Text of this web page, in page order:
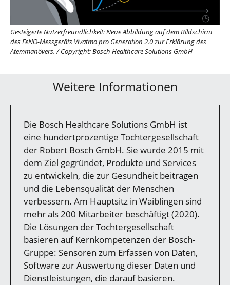
Gesteigerte Nutzerfreundlichkeit: Neue Abbildung auf dem Bildschirm
des FeNO-Messgeräts Vivatmo pro Generation 2.0 zur Erklärung des
Atemmanövers./Copyright: Bosch Healthcare Solutions GmbH
Weitere Informationen
Die Bosch Healthcare Solutions GmbH ist
eine hundertprozentige Tochtergesellschaft
der Robert Bosch GmbH. Sie wurde 2015 mit
dem Ziel gegründet, Produkte und Services
zu entwickeln, die zur Gesundheit beitragen
und die Lebensqualität der Menschen
verbessern. Am Hauptsitz in Waiblingen sind
mehr als 200 Mitarbeiter beschäftigt (2020).
Die Lösungen der Tochtergesellschaft
basieren auf Kernkompetenzen der Bosch-
Gruppe: Sensoren zum Erfassen von Daten,
Software zur Auswertung dieser Daten und
Dienstleistungen, die darauf basieren.